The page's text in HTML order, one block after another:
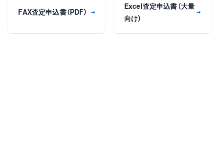
FAX査定申込書（PDF） →
Excel査定申込書（大量
向け）
→